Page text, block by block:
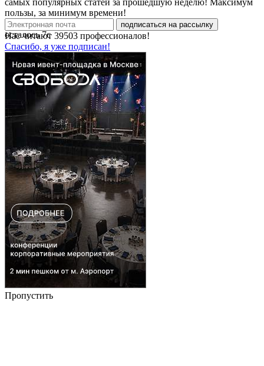
самых популярных статей за прошедшую неделю! Максимум
пользы, за минимум времени!
подписаться на рассылку
Нас читают 39503 профессионалов!
Спасибо, я уже подписан!
осталось7с
Пропустить